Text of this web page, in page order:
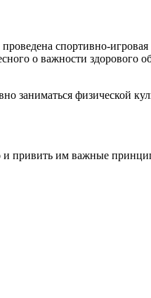
спортивно-
о важности здорового
заниматься физической
и привить им важные